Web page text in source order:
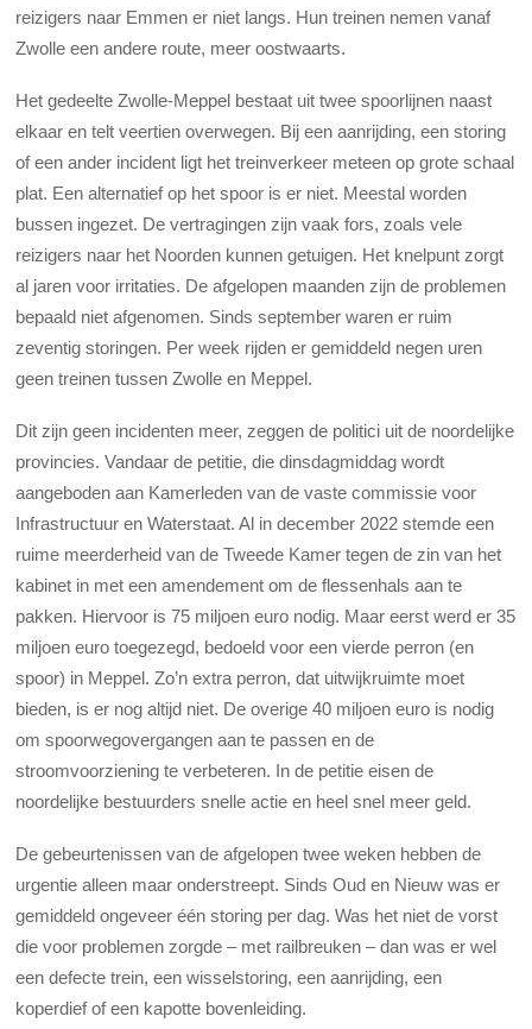
reizigers naar Emmen er niet langs. Hun treinen nemen vanaf
Zwolle een andere route, meer oostwaarts.
Het gedeelte Zwolle-Meppel bestaat uit twee spoorlijnen naast
elkaar en telt veertien overwegen. Bij een aanrijding, een storing
of een ander incident ligt het treinverkeer meteen op grote schaal
plat. Een alternatief op het spoor is er niet. Meestal worden
bussen ingezet. De vertragingen zijn vaak fors, zoals vele
reizigers naar het Noorden kunnen getuigen. Het knelpunt zorgt
al jaren voor irritaties. De afgelopen maanden zijn de problemen
bepaald niet afgenomen. Sinds september waren er ruim
zeventig storingen. Per week rijden er gemiddeld negen uren
geen treinen tussen Zwolle en Meppel.
Dit zijn geen incidenten meer, zeggen de politici uit de noordelijke
provincies. Vandaar de petitie, die dinsdagmiddag wordt
aangeboden aan Kamerleden van de vaste commissie voor
Infrastructuur en Waterstaat. Al in december 2022 stemde een
ruime meerderheid van de Tweede Kamer tegen de zin van het
kabinet in met een amendement om de flessenhals aan te
pakken. Hiervoor is 75 miljoen euro nodig. Maar eerst werd er 35
miljoen euro toegezegd, bedoeld voor een vierde perron (en
spoor) in Meppel. Zo’n extra perron, dat uitwijkruimte moet
bieden, is er nog altijd niet. De overige 40 miljoen euro is nodig
om spoorwegovergangen aan te passen en de
stroomvoorziening te verbeteren. In de petitie eisen de
noordelijke bestuurders snelle actie en heel snel meer geld.
De gebeurtenissen van de afgelopen twee weken hebben de
urgentie alleen maar onderstreept. Sinds Oud en Nieuw was er
gemiddeld ongeveer één storing per dag. Was het niet de vorst
die voor problemen zorgde – met railbreuken – dan was er wel
een defecte trein, een wisselstoring, een aanrijding, een
koperdief of een kapotte bovenleiding.